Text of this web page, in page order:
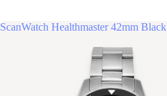
ScanWatch Healthmaster 42mm Black